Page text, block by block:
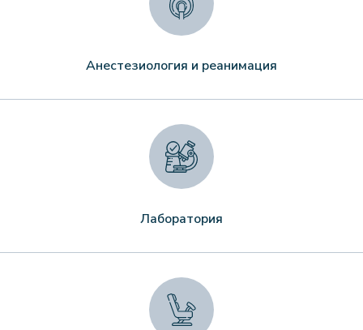
Анестезиология и реанимация
Лаборатория